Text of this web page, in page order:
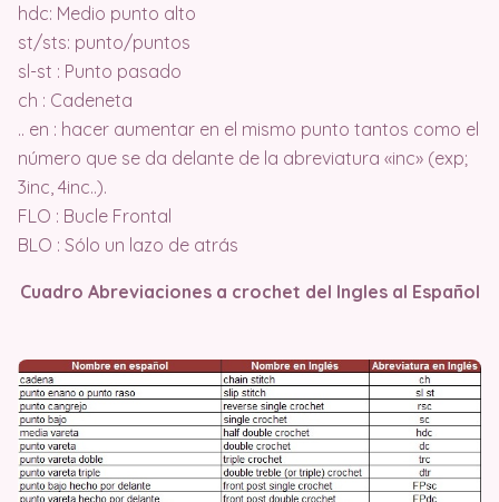
hdc: Medio punto alto
st/sts: punto/puntos
sl-st : Punto pasado
ch : Cadeneta
.. en : hacer aumentar en el mismo punto tantos como el
número que se da delante de la abreviatura «inc» (exp;
3inc, 4inc..).
FLO : Bucle Frontal
BLO : Sólo un lazo de atrás
Cuadro Abreviaciones a crochet del Ingles al Español